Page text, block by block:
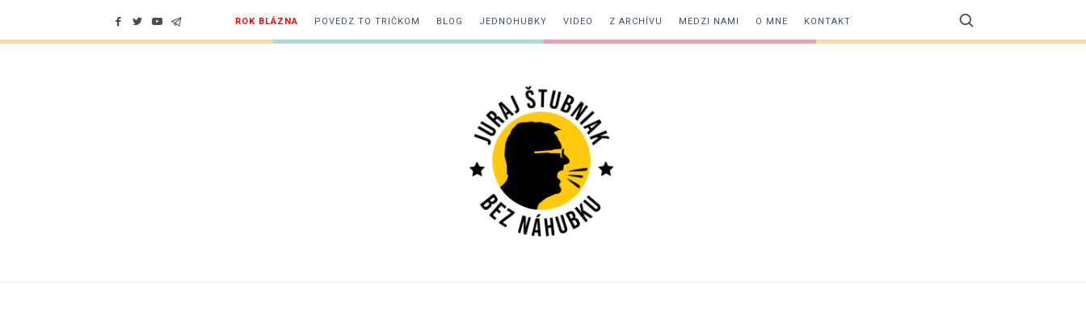
ROK BLÁZNA POVEDZ TO TRIČKOM BLOG JEDNOHUBKY VIDEO Z ARCHÍVU MEDZI NAMI O MNE KONTAKT
Juraj
Štubniak